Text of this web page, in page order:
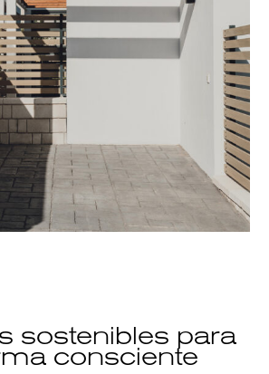
sostenibles para
consciente